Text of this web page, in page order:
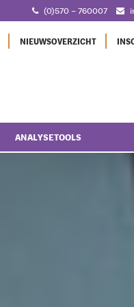
(0)570 – 760007
NIEUWSOVERZICHT
ANALYSETOOLS